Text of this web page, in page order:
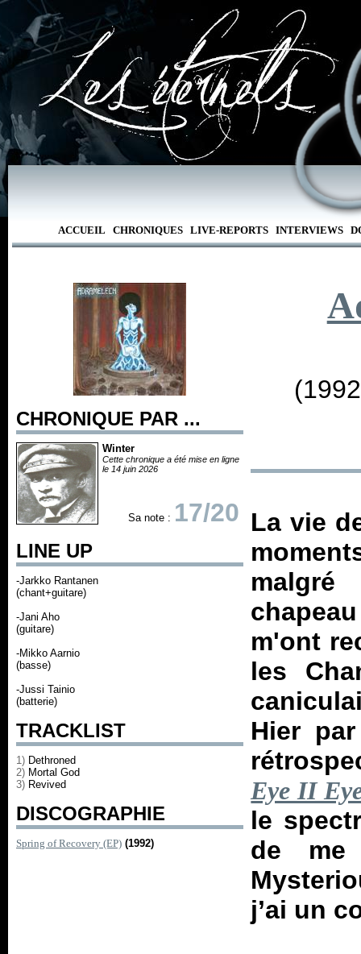
ACCUEIL CHRONIQUES LIVE-REPORTS INTERVIEWS
CHRONIQUE PAR ...
Winter
Cette chronique a été mise en ligne
le 14 juin 2026
Sa note : 17/20
LINE UP
-Jarkko Rantanen
(chant+guitare)
-Jani Aho
(guitare)
-Mikko Aarnio
(basse)
-Jussi Tainio
(batterie)
TRACKLIST
1) Dethroned
2) Mortal God
3) Revived
DISCOGRAPHIE
Spring of Recovery (EP) (1992)
La vie
m'ont
les
Hier
Eye II
le
de
j’ai un